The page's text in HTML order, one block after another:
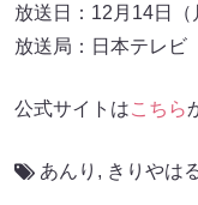
放送日：12月14日（
放送局：日本テレビ
公式サイトはこちら
あんり , きりやは